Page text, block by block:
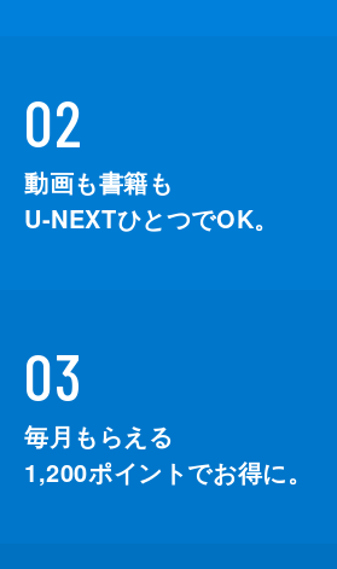
02
動画も書籍も
U-NEXTひとつでOK。
03
毎月もらえる
1,200ポイントでお得に。